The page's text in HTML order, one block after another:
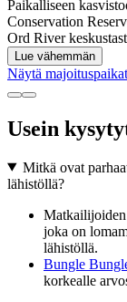
Paikalliseen
Conservation
Ord River
Lue vähemmän
Näytä majoituspaikat
Usein
Mitkä ovat
lähistöllä?
joka on
lähistöllä.
Bungle
korkealle